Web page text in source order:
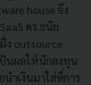
house จึง
ดร.ธนัย
ง outsource
นผลให้นักลงทุน
ำเงินมาใส่ที่การ